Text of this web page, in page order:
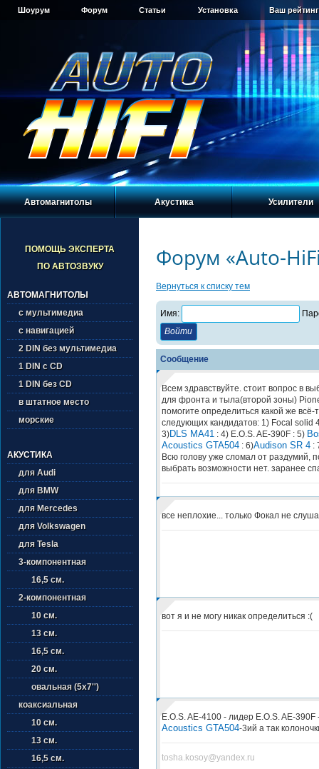
Шоурум Форум Статьи Установка Ваш
Автомагнитолы Акустика Усилители
ПОМОЩЬ ЭКСПЕРТА
ПО АВТОЗВУКУ
АВТОМАГНИТОЛЫ
с мультимедиа
с навигацией
2 DIN без мультимедиа
1 DIN с CD
1 DIN без CD
в штатное место
морские
АКУСТИКА
для Audi
для BMW
для Mercedes
для Volkswagen
для Tesla
3-компонентная
16,5 см.
2-компонентная
10 см.
13 см.
16,5 см.
20 см.
овальная (5х7'')
коаксиальная
10 см.
13 см.
16,5 см.
Форум «Auto-
Вернуться к списку тем
Имя:
Сообщение
Всем здравствуйте. стоит вопрос в
для фронта и тыла(второй зоны)
помогите определиться какой же всё-
следующих кандидатов: 1) Focal solid
3)DLS MA41: 4) E.O.S. AE-390F : 5)
Acoustics GTA504: 6)Audison SR 4:
Всю голову уже сломал от раздумий,
выбрать возможности нет. заранее
все неплохие... только Фокал не
вот я и не могу никак определиться :(
E.O.S. AE-4100 - лидер E.O.S. AE-
Acoustics GTA504-3ий а так
tosha.kosoy@yandex.ru